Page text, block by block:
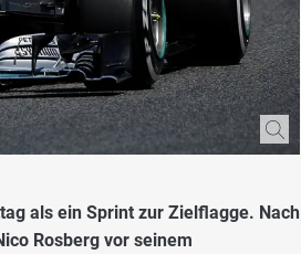
als ein Sprint zur Zielflagge. Nach
Rosberg vor seinem